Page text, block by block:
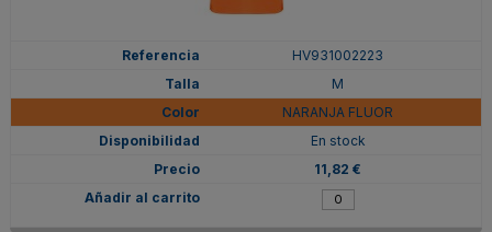
HV931002223
M
NARANJA FLUOR
En stock
11,82 €